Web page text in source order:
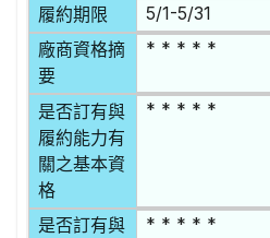
履約期限 5/1-5/31
廠商資格摘
要
* * * * *
是否訂有與
履約能力有
關之基本資
格
* * * * *
是否訂有與
* * * * *